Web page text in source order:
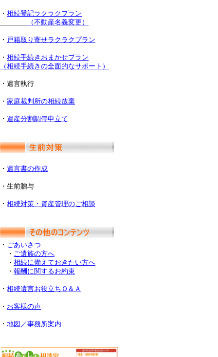
・ 相続登記ラクラクプラン
（不動産名義変更）
・ 戸籍取り寄せラクラクプラン
・ 相続手続きおまかせプラン
（相続手続きの全面的なサポート）
・遺言執行
・ 家庭裁判所の相続放棄
・ 遺産分割調停申立て
・ 遺言書の作成
・生前贈与
・ 相続対策・資産管理のご相談
・ ごあいさつ
・ ご遺族の方へ
・ 相続に備えておきたい方へ
・ 報酬に関するお約束
・ 相続遺言お役立ちＱ＆Ａ
・ お客様の声
・ 地図／事務所案内